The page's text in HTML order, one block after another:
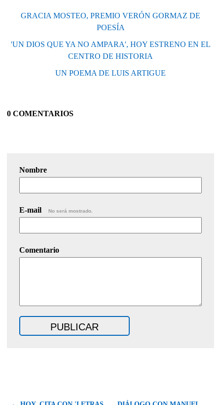
GRACIA MOSTEO, PREMIO VERÓN GORMAZ DE
POESÍA
'UN DIOS QUE YA NO AMPARA', HOY ESTRENO EN EL
CENTRO DE HISTORIA
UN POEMA DE LUIS ARTIGUE
0 COMENTARIOS
Nombre
E-mail No será mostrado.
Comentario